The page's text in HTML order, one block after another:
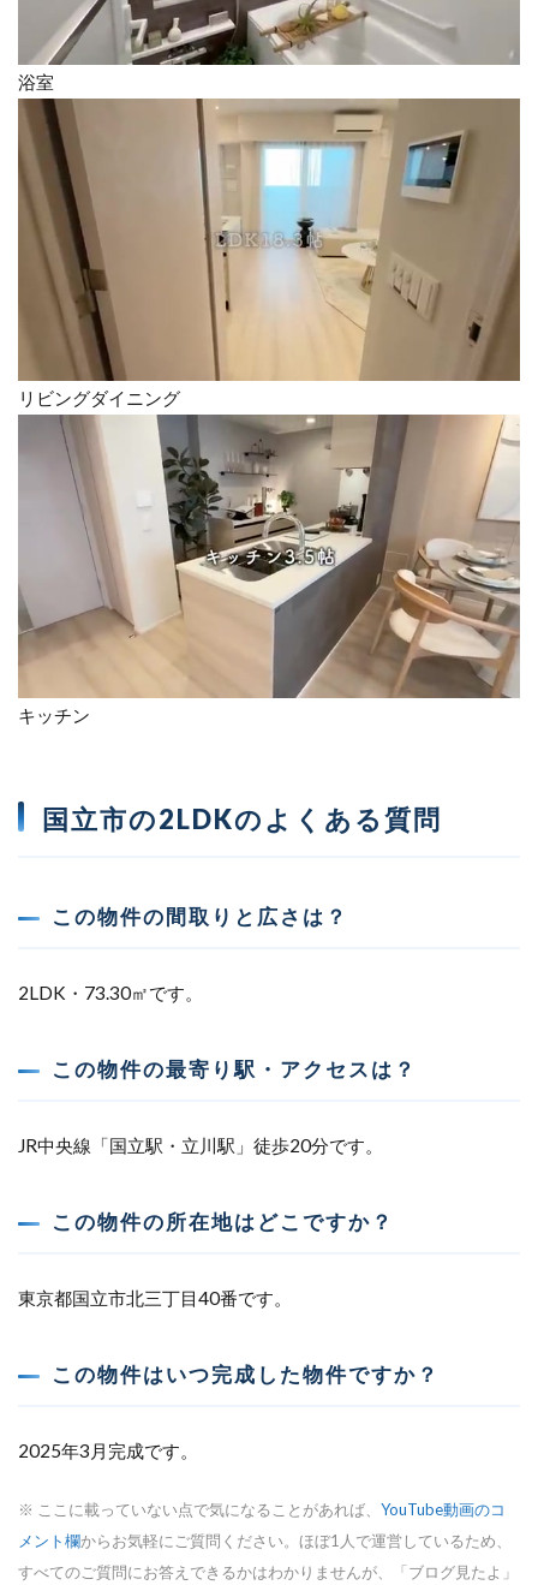
浴室
リビングダイニング
キッチン
国立市の2LDKのよくある質問
この物件の間取りと広さは？
2LDK・73.30㎡です。
この物件の最寄り駅・アクセスは？
JR中央線「国立駅・立川駅」徒歩20分です。
この物件の所在地はどこですか？
東京都国立市北三丁目40番です。
この物件はいつ完成した物件ですか？
2025年3月完成です。
※ ここに載っていない点で気になることがあれば、 YouTube動画のコ
メント欄からお気軽にご質問ください。ほぼ1人で運営しているため、
すべてのご質問にお答えできるかはわかりませんが、「ブログ見たよ」